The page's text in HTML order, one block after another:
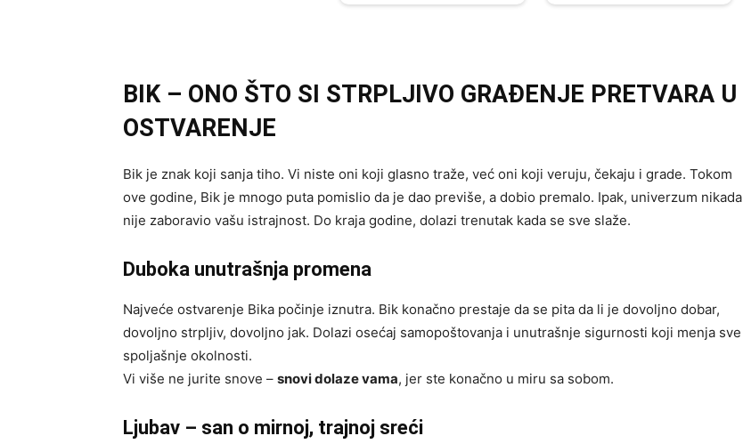
BIK – ONO ŠTO SI STRPLJIVO GRAĐENJE PRETVARA U
OSTVARENJE
Bik je znak koji sanja tiho. Vi niste oni koji glasno traže, već oni koji veruju, čekaju i grade. Tokom
ove godine, Bik je mnogo puta pomislio da je dao previše, a dobio premalo. Ipak, univerzum nikada
nije zaboravio vašu istrajnost. Do kraja godine, dolazi trenutak kada se sve slaže.
Duboka unutrašnja promena
Najveće ostvarenje Bika počinje iznutra. Bik konačno prestaje da se pita da li je dovoljno dobar,
dovoljno strpljiv, dovoljno jak. Dolazi osećaj samopoštovanja i unutrašnje sigurnosti koji menja sve
spoljašnje okolnosti.
Vi više ne jurite snove – snovi dolaze vama, jer ste konačno u miru sa sobom.
Ljubav – san o mirnoj, trajnoj sreći